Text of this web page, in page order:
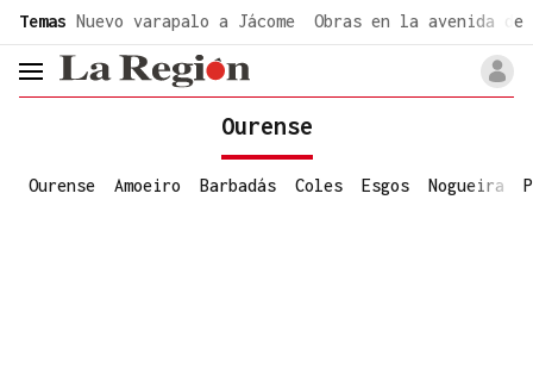
Temas Nuevo varapalo a Jácome Obras en la avenida de
header.menu.open
Ourense
Ourense Amoeiro Barbadás Coles Esgos Nogueira